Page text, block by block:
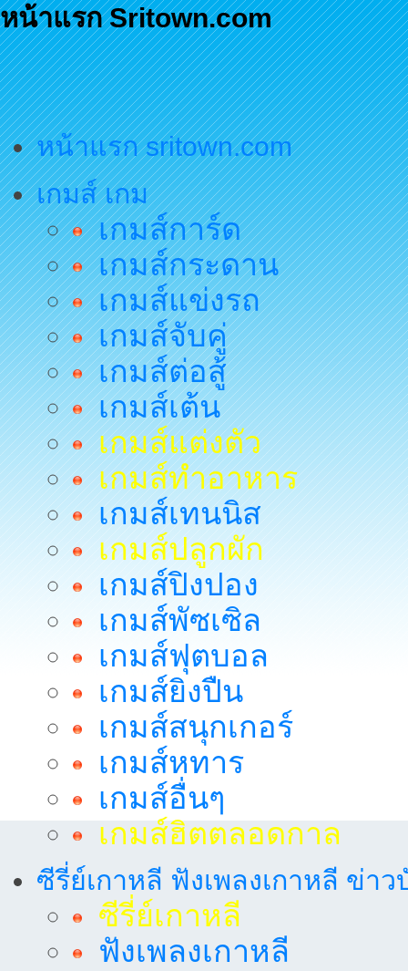
หน้าแรก Sritown.com
หน้าแรก sritown.com
เกมส์ เกม
เกมส์การ์ด
เกมส์กระดาน
เกมส์แข่งรถ
เกมส์จับคู่
เกมส์ต่อสู้
เกมส์เต้น
เกมส์แต่งตัว
เกมส์ทำอาหาร
เกมส์เทนนิส
เกมส์ปลูกผัก
เกมส์ปิงปอง
เกมส์พัซเซิล
เกมส์ฟุตบอล
เกมส์ยิงปืน
เกมส์สนุกเกอร์
เกมส์หทาร
เกมส์อื่นๆ
เกมส์ฮิตตลอดกาล
ซีรี่ย์เกาหลี ฟังเพลงเกาหลี ข่าว
ซีรี่ย์เกาหลี
ฟังเพลงเกาหลี